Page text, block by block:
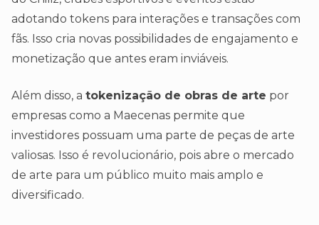
adotando tokens para interações e transações com
fãs. Isso cria novas possibilidades de engajamento e
monetização que antes eram inviáveis.
Além disso, a tokenização de obras de arte por
empresas como a Maecenas permite que
investidores possuam uma parte de peças de arte
valiosas. Isso é revolucionário, pois abre o mercado
de arte para um público muito mais amplo e
diversificado.